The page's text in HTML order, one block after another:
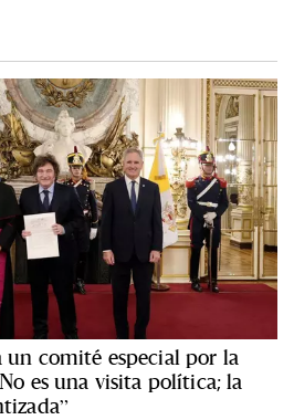
comité especial por la
es una visita política; la